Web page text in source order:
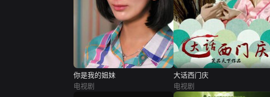
你是我的姐妹
电视剧
大话西门庆
电视剧